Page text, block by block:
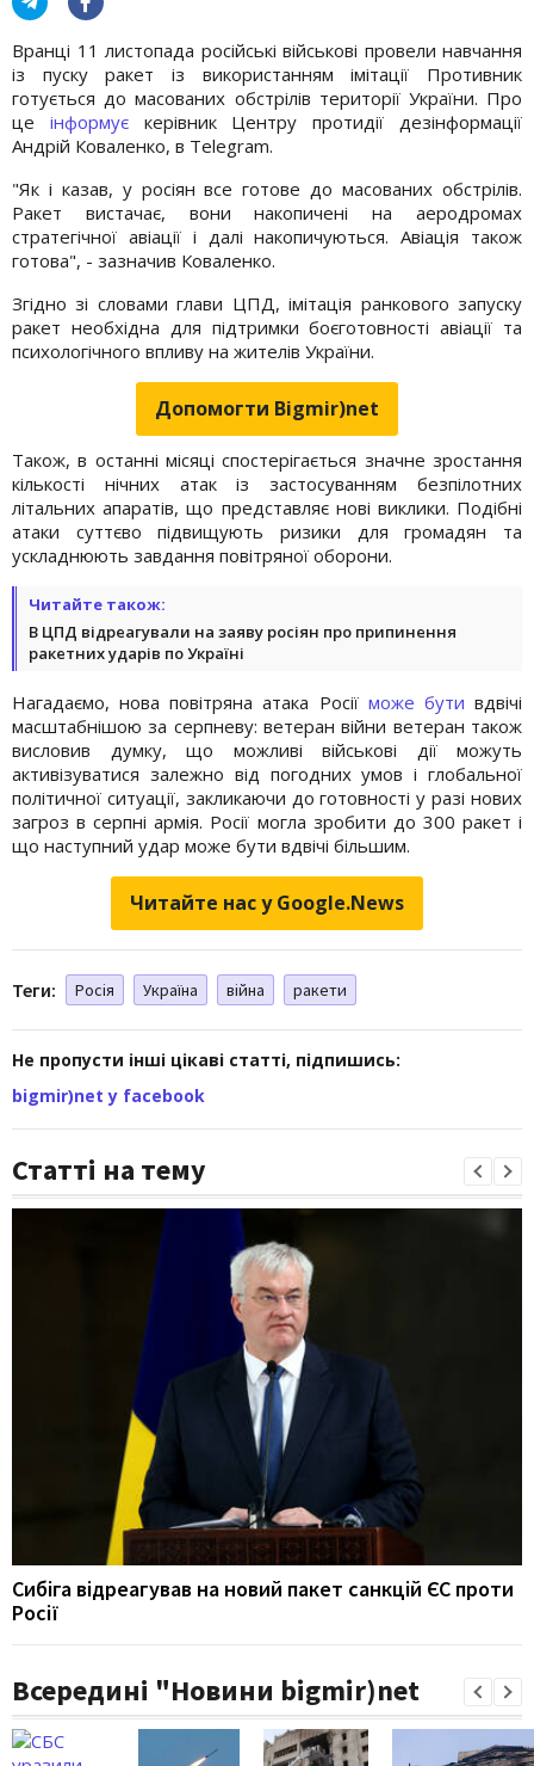
Вранці 11 листопада російські військові провели навчання
із пуску ракет із використанням імітації Противник
готується до масованих обстрілів території України. Про
це інформуєкерівник Центру протидії дезінформації
Андрій Коваленко, в Telegram.
"Як і казав, у росіян все готове до масованих обстрілів.
Ракет вистачає, вони накопичені на аеродромах
стратегічної авіації і далі накопичуються. Авіація також
готова", - зазначив Коваленко.
Згідно зі словами глави ЦПД, імітація ранкового запуску
ракет необхідна для підтримки боєготовності авіації та
психологічного впливу на жителів України.
Допомогти Bigmir)net
Також, в останні місяці спостерігається значне зростання
кількості нічних атак із застосуванням безпілотних
літальних апаратів, що представляє нові виклики. Подібні
атаки суттєво підвищують ризики для громадян та
ускладнюють завдання повітряної оборони.
Читайте також:
В ЦПД відреагували на заяву росіян про припинення
ракетних ударів по Україні
Нагадаємо, нова повітряна атака Росії може бути вдвічі
масштабнішою за серпневу: ветеран війни ветеран також
висловив думку, що можливі військові дії можуть
активізуватися залежно від погодних умов і глобальної
політичної ситуації, закликаючи до готовності у разі нових
загроз в серпні армія. Росії могла зробити до 300 ракет і
що наступний удар може бути вдвічі більшим.
Читайте нас у Google.News
Теги: Росія Україна війна ракети
Не пропусти інші цікаві статті, підпишись:
bigmir)net у facebook
Статті на тему
Сибіга відреагував на новий пакет санкцій ЄС проти
Росії
Всередині "Новини bigmir)net